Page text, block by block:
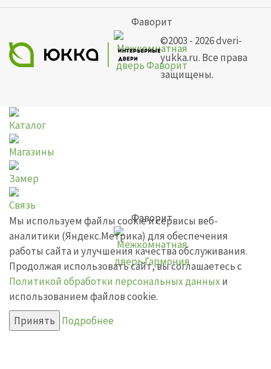
Фаворит
Фаворит
©2003 - 2026 dveri-
yukka.ru. Все права
защищены.
Каталог
Магазины
Замер
Связь
Мы используем файлы cookie и сервисы веб-
аналитики (Яндекс.Метрика) для обеспечения
работы сайта и улучшения качества обслуживания.
Продолжая использовать сайт, вы соглашаетесь с
Политикой обработки персональных данных и
использованием файлов cookie.
Принять Подробнее